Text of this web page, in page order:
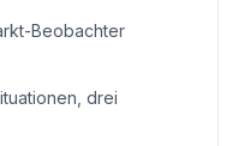
Beobachter
drei